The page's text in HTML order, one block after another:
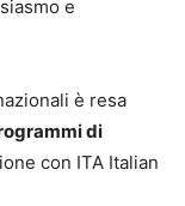
e
è resa
di
con ITA Italian